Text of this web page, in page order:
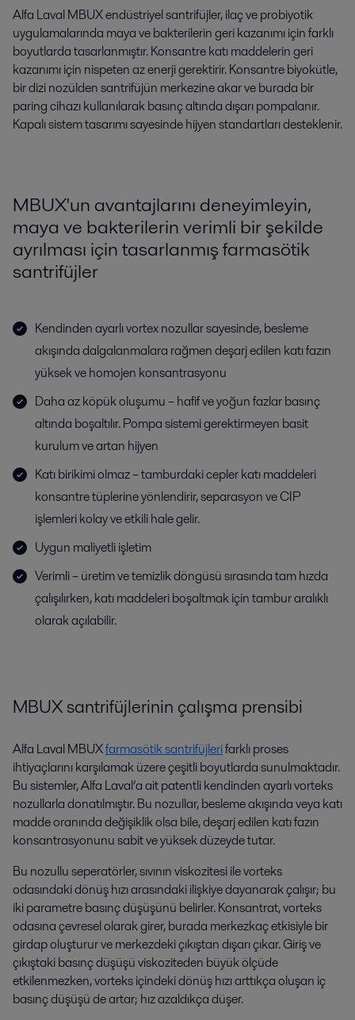
Alfa Laval MBUX endüstriyel santrifüjler, ilaç ve probiyotik
uygulamalarında maya ve bakterilerin geri kazanımı için farklı
boyutlarda tasarlanmıştır. Konsantre katı maddelerin geri
kazanımı için nispeten az enerji gerektirir. Konsantre biyokütle,
bir dizi nozülden santrifüjün merkezine akar ve burada bir
paring cihazı kullanılarak basınç altında dışarı pompalanır.
Kapalı sistem tasarımı sayesinde hijyen standartları desteklenir.
MBUX'un avantajlarını deneyimleyin,
maya ve bakterilerin verimli bir şekilde
ayrılması için tasarlanmış farmasötik
santrifüjler
Kendinden ayarlı vortex nozullar sayesinde, besleme
akışında dalgalanmalara rağmen deşarj edilen katı fazın
yüksek ve homojen konsantrasyonu
Daha az köpük oluşumu – hafif ve yoğun fazlar basınç
altında boşaltılır. Pompa sistemi gerektirmeyen basit
kurulum ve artan hijyen
Katı birikimi olmaz – tamburdaki cepler katı maddeleri
konsantre tüplerine yönlendirir, separasyon ve CIP
işlemleri kolay ve etkili hale gelir.
Uygun maliyetli işletim
Verimli – üretim ve temizlik döngüsü sırasında tam hızda
çalışılırken, katı maddeleri boşaltmak için tambur aralıklı
olarak açılabilir.
MBUX santrifüjlerinin çalışma prensibi
Alfa Laval MBUXfarmasötik santrifüjlerifarklı proses
ihtiyaçlarını karşılamak üzere çeşitli boyutlarda sunulmaktadır.
Bu sistemler, Alfa Laval’a ait patentli kendinden ayarlı vorteks
nozullarla donatılmıştır. Bu nozullar, besleme akışında veya katı
madde oranında değişiklik olsa bile, deşarj edilen katı fazın
konsantrasyonunu sabit ve yüksek düzeyde tutar.
Bu nozullu seperatörler, sıvının viskozitesi ile vorteks
odasındaki dönüş hızı arasındaki ilişkiye dayanarak çalışır; bu
iki parametre basınç düşüşünü belirler. Konsantrat, vorteks
odasına çevresel olarak girer, burada merkezkaç etkisiyle bir
girdap oluşturur ve merkezdeki çıkıştan dışarı çıkar. Giriş ve
çıkıştaki basınç düşüşü viskoziteden büyük ölçüde
etkilenmezken, vorteks içindeki dönüş hızı arttıkça oluşan iç
basınç düşüşü de artar; hız azaldıkça düşer.